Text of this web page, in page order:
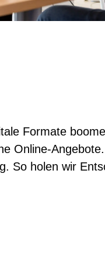
Formate
Online-
So holen wir